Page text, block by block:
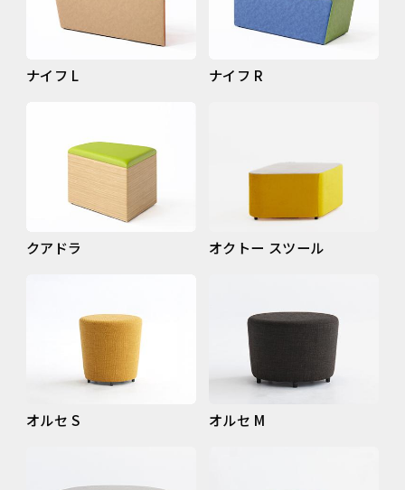
ナイフ L ナイフ R
クアドラ オクトー スツール
オルセ S オルセ M